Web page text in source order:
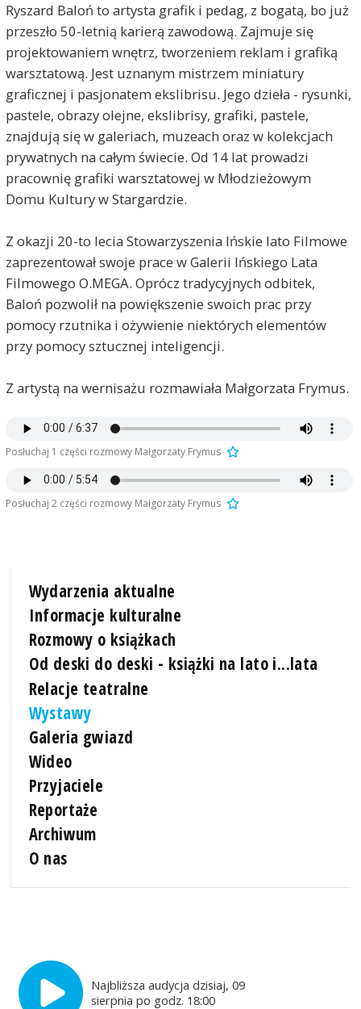
Ryszard Baloń to artysta grafik i pedag, z bogatą, bo już
przeszło 50-letnią karierą zawodową. Zajmuje się
projektowaniem wnętrz, tworzeniem reklam i grafiką
warsztatową. Jest uznanym mistrzem miniatury
graficznej i pasjonatem ekslibrisu. Jego dzieła - rysunki,
pastele, obrazy olejne, ekslibrisy, grafiki, pastele,
znajdują się w galeriach, muzeach oraz w kolekcjach
prywatnych na całym świecie. Od 14 lat prowadzi
pracownię grafiki warsztatowej w Młodzieżowym
Domu Kultury w Stargardzie.
Z okazji 20-to lecia Stowarzyszenia Ińskie lato Filmowe
zaprezentował swoje prace w Galerii Ińskiego Lata
Filmowego O.MEGA. Oprócz tradycyjnych odbitek,
Baloń pozwolił na powiększenie swoich prac przy
pomocy rzutnika i ożywienie niektórych elementów
przy pomocy sztucznej inteligencji.
Z artystą na wernisażu rozmawiała Małgorzata Frymus.
Posłuchaj 1 części rozmowy Małgorzaty Frymus
Posłuchaj 2 części rozmowy Małgorzaty Frymus
Wydarzenia aktualne
Informacje kulturalne
Rozmowy o książkach
Od deski do deski - książki na lato i...lata
Relacje teatralne
Wystawy
Galeria gwiazd
Wideo
Przyjaciele
Reportaże
Archiwum
O nas
Najbliższa audycja dzisiaj, 09
sierpnia po godz. 18:00